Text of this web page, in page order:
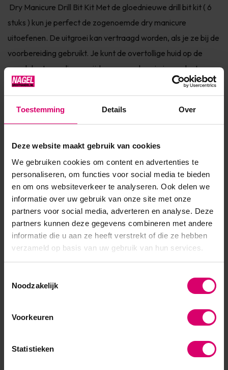
Toestemming Details Over
Deze website maakt gebruik van cookies
We gebruiken cookies om content en advertenties te
personaliseren, om functies voor social media te bieden
en om ons websiteverkeer te analyseren. Ook delen we
informatie over uw gebruik van onze site met onze
partners voor social media, adverteren en analyse. Deze
partners kunnen deze gegevens combineren met andere
informatie die u aan ze heeft verstrekt of die ze hebben
verzameld op basis van uw gebruik van hun services.
Noodzakelijk
Voorkeuren
Statistieken
Dry Manicure Drill Bit Kit Met de gloednieuwe drill bit kit ( 6
stuks ) kun je perfect de zogenoemde dry manicure
uitoefenen. De uitgroei kan vertraagd worden, als je ze bij de
voorbereiding gebruikt. Je kunt de overtollige huid op de
nagelplaat grondig verwijderen waardoor je je product
netter bij de nagelriem kunt aanbrengen. De functies va...
Toon meer
Artikelnummer 27389
SKU 400304